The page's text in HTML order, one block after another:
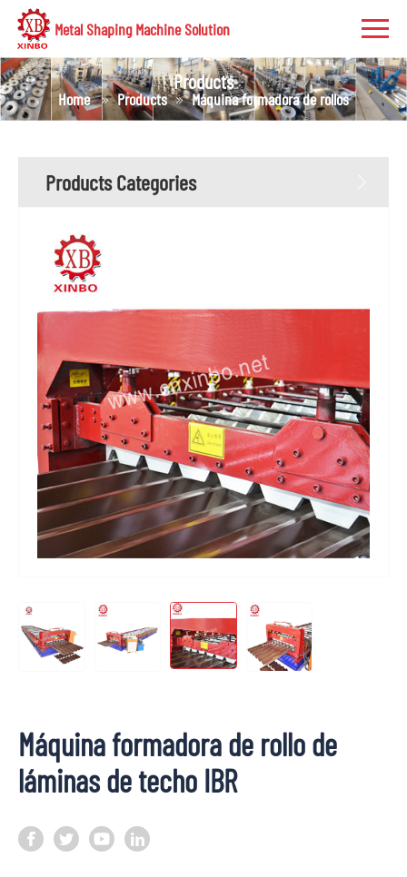
Metal Shaping Machine Solution
Products
Home Products Máquina formadora de rollos
Products Categories
Máquina formadora de rollo de
láminas de techo IBR